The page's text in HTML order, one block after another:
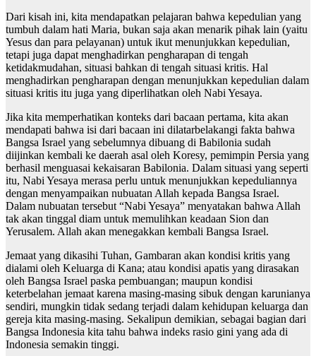
Dari kisah ini, kita mendapatkan pelajaran bahwa kepedulian yang
tumbuh dalam hati Maria, bukan saja akan menarik pihak lain (yaitu
Yesus dan para pelayanan) untuk ikut menunjukkan kepedulian,
tetapi juga dapat menghadirkan pengharapan di tengah
ketidakmudahan, situasi bahkan di tengah situasi kritis. Hal
menghadirkan pengharapan dengan menunjukkan kepedulian dalam
situasi kritis itu juga yang diperlihatkan oleh Nabi Yesaya.
Jika kita memperhatikan konteks dari bacaan pertama, kita akan
mendapati bahwa isi dari bacaan ini dilatarbelakangi fakta bahwa
Bangsa Israel yang sebelumnya dibuang di Babilonia sudah
diijinkan kembali ke daerah asal oleh Koresy, pemimpin Persia yang
berhasil menguasai kekaisaran Babilonia. Dalam situasi yang seperti
itu, Nabi Yesaya merasa perlu untuk menunjukkan kepeduliannya
dengan menyampaikan nubuatan Allah kepada Bangsa Israel.
Dalam nubuatan tersebut “Nabi Yesaya” menyatakan bahwa Allah
tak akan tinggal diam untuk memulihkan keadaan Sion dan
Yerusalem. Allah akan menegakkan kembali Bangsa Israel.
Jemaat yang dikasihi Tuhan, Gambaran akan kondisi kritis yang
dialami oleh Keluarga di Kana; atau kondisi apatis yang dirasakan
oleh Bangsa Israel paska pembuangan; maupun kondisi
keterbelahan jemaat karena masing-masing sibuk dengan karunianya
sendiri, mungkin tidak sedang terjadi dalam kehidupan keluarga dan
gereja kita masing-masing. Sekalipun demikian, sebagai bagian dari
Bangsa Indonesia kita tahu bahwa indeks rasio gini yang ada di
Indonesia semakin tinggi.